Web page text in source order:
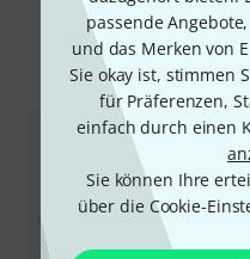
passende
und das Merken von
Sie okay ist, stimmen
für Präferenzen,
einfach durch einen
Sie können Ihre
über die Cookie-